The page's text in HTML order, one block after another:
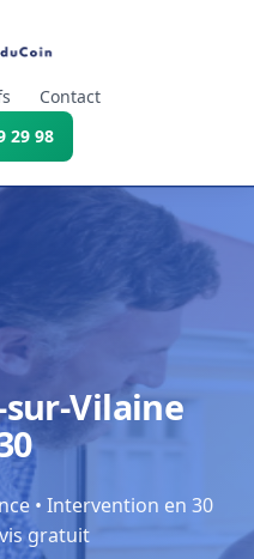
Contact
29 98
Vilaine
• Intervention en 30
gratuit